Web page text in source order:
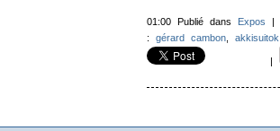
01:00 Publié dans Expos
: gérard cambon, akkisuitok